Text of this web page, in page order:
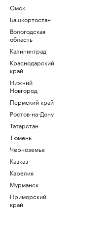
Омск
Башкортостан
Вологодская
область
Калининград
Краснодарский
край
Нижний
Новгород
Пермский край
Ростов-на-Дону
Татарстан
Тюмень
Черноземье
Кавказ
Карелия
Мурманск
Приморский
край